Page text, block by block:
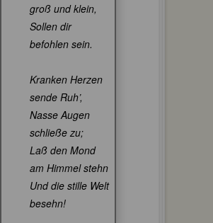
groß und klein,
Sollen dir
befohlen sein.
Kranken Herzen
sende Ruh’,
Nasse Augen
schließe zu;
Laß den Mond
am Himmel stehn
Und die stille Welt
besehn!